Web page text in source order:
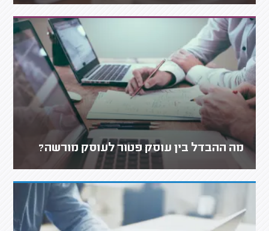
מה ההבדל בין עוסק פטור לעוסק מורשה?